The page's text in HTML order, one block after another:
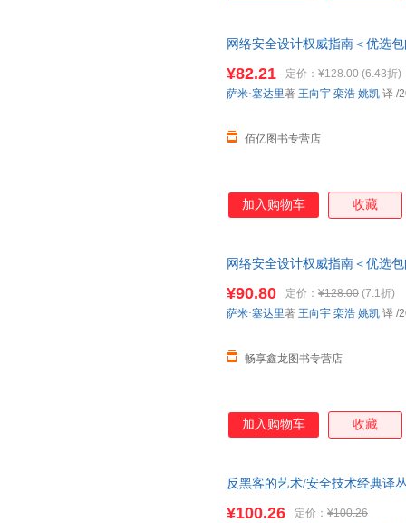
网络安全设计权威指南＜优选
¥82.21 定价： ¥128.00 (6.43折)
佰亿图书专营店
萨米·塞达里著 王向宇 栾浩 姚凯 译 /
加入购物车 收藏
网络安全设计权威指南＜优选
¥90.80 定价： ¥128.00 (7.1折)
畅享鑫龙图书专营店
萨米·塞达里著 王向宇 栾浩 姚凯 译 /
加入购物车 收藏
反黑客的艺术/安全技术经典译
¥100.26 定价： ¥100.26